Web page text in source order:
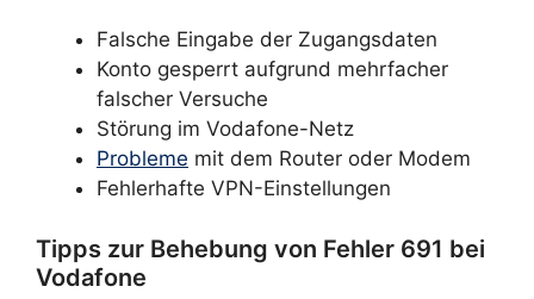
Falsche Eingabe der Zugangsdaten
Konto gesperrt aufgrund mehrfacher
falscher Versuche
Störung im Vodafone-Netz
Probleme mit dem Router oder Modem
Fehlerhafte VPN-Einstellungen
Tipps zur Behebung von Fehler 691 bei
Vodafone